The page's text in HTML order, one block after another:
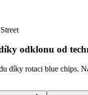
odklonu od
díky rotaci blue chips.